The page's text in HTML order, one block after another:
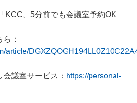
KCC、5分前でも会議室予約OK
：
article/
議室サービス： https://personal-